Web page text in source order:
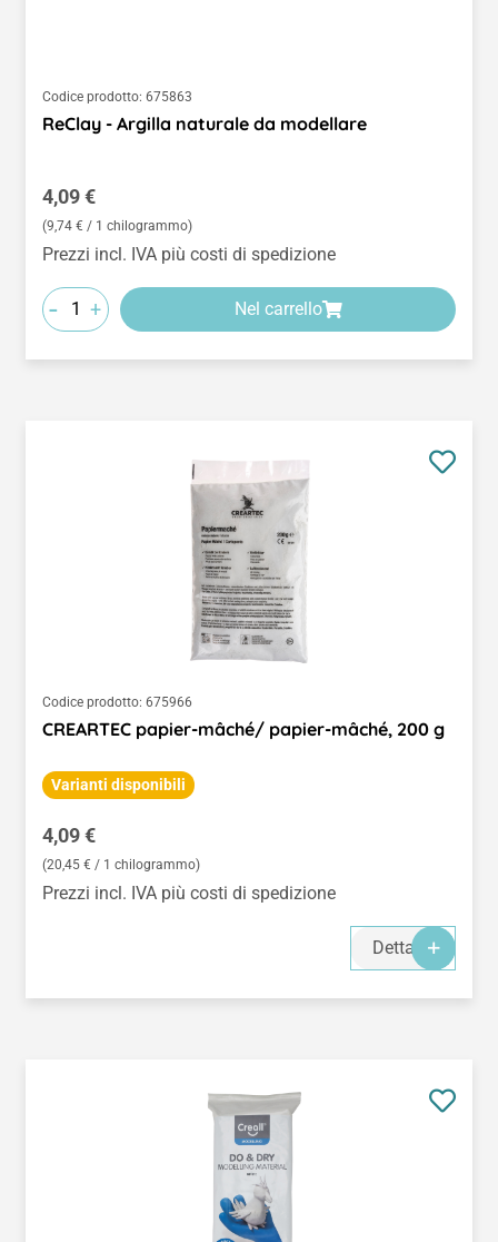
Codice prodotto: 675863
ReClay - Argilla naturale da modellare
Prezzo normale:
4,09 €
(9,74 € / 1 chilogrammo)
Prezzi incl. IVA più costi di spedizione
- + Nel carrello
Codice prodotto: 675966
CREARTEC papier-mâché/ papier-mâché, 200 g
Varianti disponibili
Prezzo normale:
4,09 €
(20,45 € / 1 chilogrammo)
Prezzi incl. IVA più costi di spedizione
Dettagli